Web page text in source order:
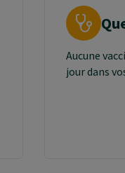
Aucune
jour dans